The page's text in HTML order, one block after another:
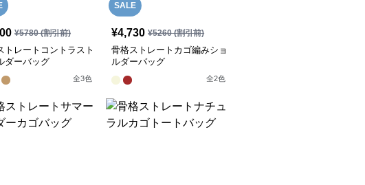
¥5780(割引前)
トレートコントラスト
ダーバッグ
全3色
SALE
¥4,730 ¥5260(割引前)
骨格ストレートカゴ編みショ
ルダーバッグ
全2色